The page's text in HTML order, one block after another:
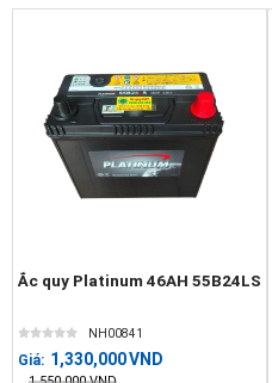
Ắc quy Platinum 46AH 55B24LS
NH00841
Giá: 1,330,000VND